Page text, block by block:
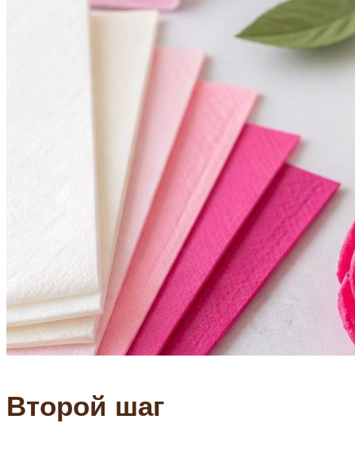
Второй шаг